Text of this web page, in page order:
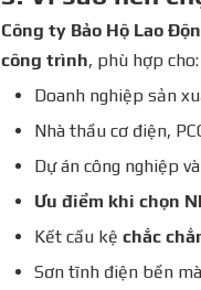
Công ty Bảo Hộ Lao
công trình, phù hợp cho:
Doanh nghiệp sản
Nhà thầu cơ điện,
Dự án công nghiệp
Ưu điểm khi chọn
Kết cấu kệ chắc
Sơn tĩnh điện bền